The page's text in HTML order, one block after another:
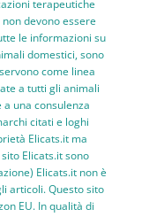
terapeutiche
devono essere
le informazioni su
domestici, sono
come linea
a tutti gli animali
una consulenza
citati e loghi
Elicats.it ma
Elicats.it sono
Elicats.it non è
articoli. Questo sito
EU. In qualità di